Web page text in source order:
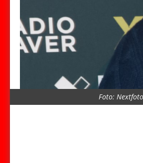
Foto: